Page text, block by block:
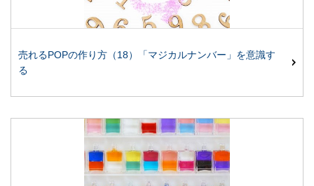
売れるPOPの作り方（18）「マジカルナンバー」を意識す
る